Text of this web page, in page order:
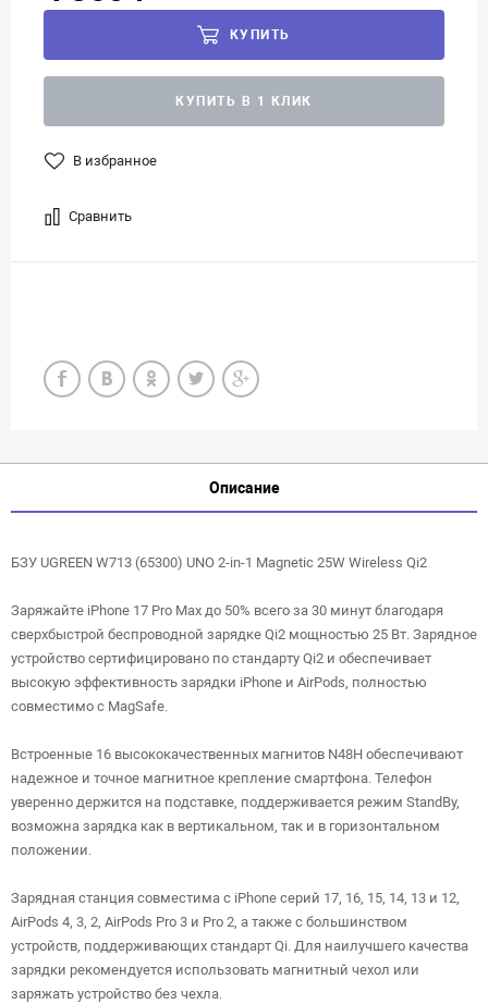
КУПИТЬ
КУПИТЬ В 1 КЛИК
В избранное
Сравнить
Описание
БЗУ UGREEN W713 (65300) UNO 2-in-1 Magnetic 25W Wireless Qi2
Заряжайте iPhone 17 Pro Max до 50% всего за 30 минут благодаря
сверхбыстрой беспроводной зарядке Qi2 мощностью 25 Вт. Зарядное
устройство сертифицировано по стандарту Qi2 и обеспечивает
высокую эффективность зарядки iPhone и AirPods, полностью
совместимо с MagSafe.
Встроенные 16 высококачественных магнитов N48H обеспечивают
надежное и точное магнитное крепление смартфона. Телефон
уверенно держится на подставке, поддерживается режим StandBy,
возможна зарядка как в вертикальном, так и в горизонтальном
положении.
Зарядная станция совместима с iPhone серий 17, 16, 15, 14, 13 и 12,
AirPods 4, 3, 2, AirPods Pro 3 и Pro 2, а также с большинством
устройств, поддерживающих стандарт Qi. Для наилучшего качества
зарядки рекомендуется использовать магнитный чехол или
заряжать устройство без чехла.